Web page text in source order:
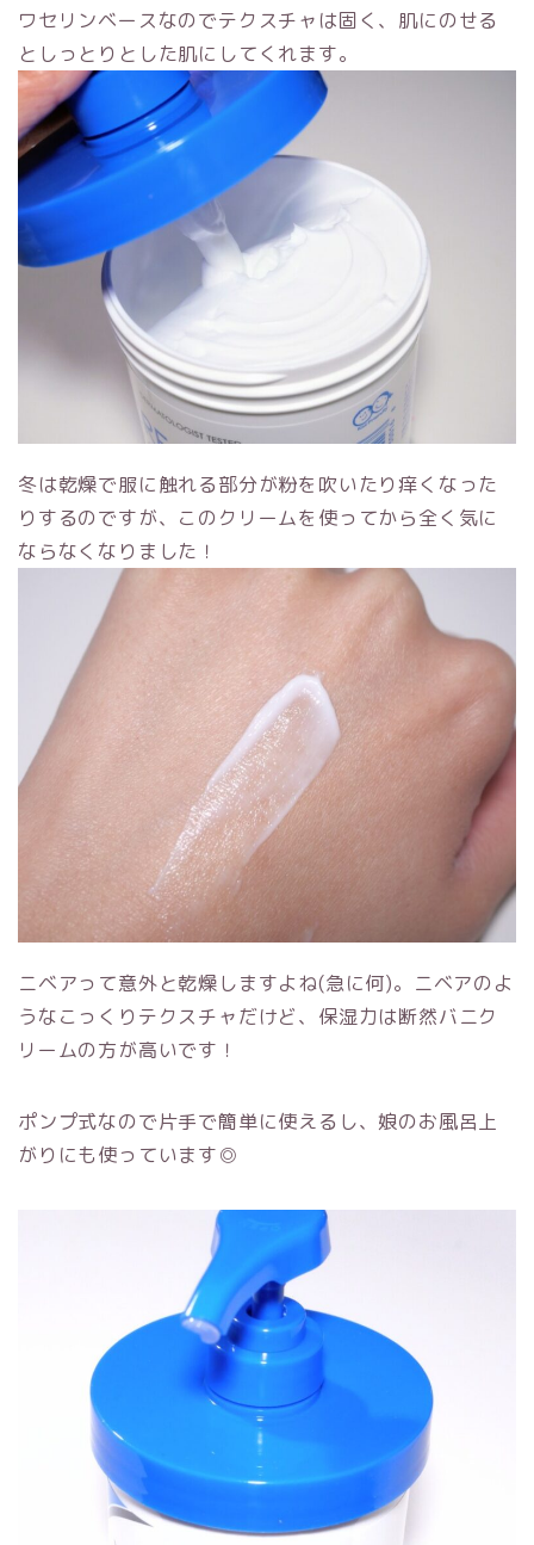
ワセリンベースなのでテクスチャは固く、肌にのせる
としっとりとした肌にしてくれます。
冬は乾燥で服に触れる部分が粉を吹いたり痒くなった
りするのですが、このクリームを使ってから全く気に
ならなくなりました！
ニベアって意外と乾燥しますよね(急に何)。ニベアのよ
うなこっくりテクスチャだけど、保湿力は断然バニク
リームの方が高いです！
ポンプ式なので片手で簡単に使えるし、娘のお風呂上
がりにも使っています◎